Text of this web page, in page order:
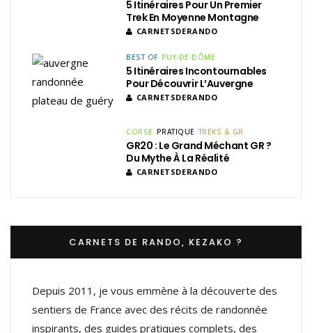
5 Itinéraires Pour Un Premier
Trek En Moyenne Montagne
CARNETSDERANDO
BEST OF PUY-DE-DÔME
5 Itinéraires Incontournables
Pour Découvrir L’Auvergne
CARNETSDERANDO
CORSE PRATIQUE TREKS & GR
GR20 : Le Grand Méchant GR ?
Du Mythe À La Réalité
CARNETSDERANDO
CARNETS DE RANDO, KEZAKO ?
Depuis 2011, je vous emmène à la découverte des
sentiers de France avec des récits de randonnée
inspirants, des guides pratiques complets, des